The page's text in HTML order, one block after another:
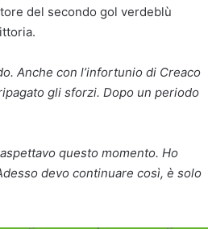
del secondo gol verdeblù
Anche con l’infortunio di Creaco
gli sforzi. Dopo un periodo
questo momento. Ho
devo continuare così, è solo